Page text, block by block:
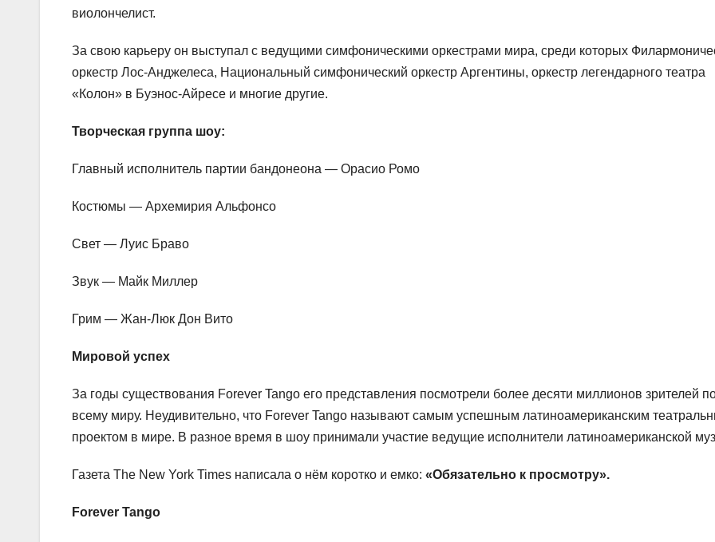
виолончелист.
За свою карьеру он выступал с ведущими симфоническими оркестрами мира, среди которых
оркестр Лос-Анджелеса, Национальный симфонический оркестр Аргентины, оркестр легендарного театра
«Колон» в Буэнос-Айресе и многие другие.
Творческая группа шоу:
Главный исполнитель партии бандонеона — Орасио Ромо
Костюмы — Архемирия Альфонсо
Свет — Луис Браво
Звук — Майк Миллер
Грим — Жан-Люк Дон Вито
Мировой успех
За годы существования Forever Tango его представления посмотрели более десяти миллионов зрителей
всему миру. Неудивительно, что Forever Tango называют самым успешным латиноамериканским
проектом в мире. В разное время в шоу принимали участие ведущие исполнители латиноамериканской
Газета The New York Times написала о нём коротко и емко: «Обязательно к просмотру».
Forever Tango